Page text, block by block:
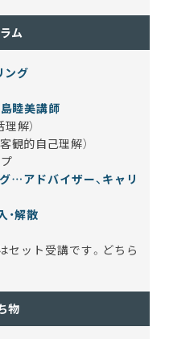
ム
ング
睦美講師
解）
観的自己理解）
アドバイザー、キャリ
解散
ット受講です。どちら
物